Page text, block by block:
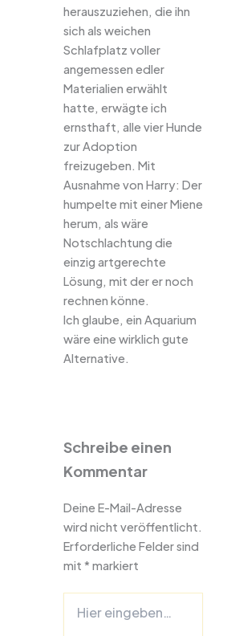
herauszuziehen, die ihn
sich als weichen
Schlafplatz voller
angemessen edler
Materialien erwählt
hatte, erwägte ich
ernsthaft, alle vier Hunde
zur Adoption
freizugeben. Mit
Ausnahme von Harry: Der
humpelte mit einer Miene
herum, als wäre
Notschlachtung die
einzig artgerechte
Lösung, mit der er noch
rechnen könne.
Ich glaube, ein Aquarium
wäre eine wirklich gute
Alternative.
Schreibe einen
Kommentar
Deine E-Mail-Adresse
wird nicht veröffentlicht.
Erforderliche Felder sind
mit * markiert
eingeben…